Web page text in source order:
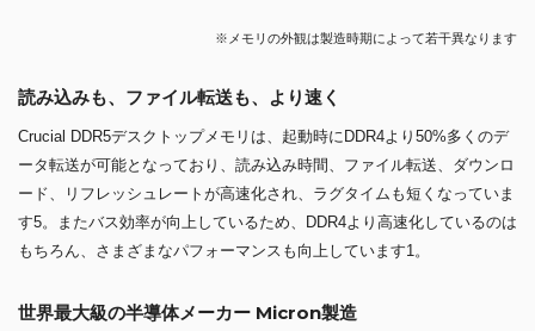
※メモリの外観は製造時期によって若干異なります
読み込みも、ファイル転送も、より速く
Crucial DDR5デスクトップメモリは、起動時にDDR4より50%多くのデ
ータ転送が可能となっており、読み込み時間、ファイル転送、ダウンロ
ード、リフレッシュレートが高速化され、ラグタイムも短くなっていま
す5。またバス効率が向上しているため、DDR4より高速化しているのは
もちろん、さまざまなパフォーマンスも向上しています1。
世界最大級の半導体メーカー Micron製造